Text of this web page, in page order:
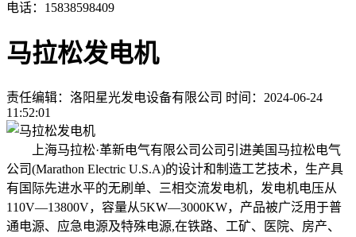
电话：15838598409
马拉松发电机
责任编辑：洛阳星光发电设备有限公司 时间：2024-06-24
11:52:01
上海马拉松·革新电气有限公司公司引进美国马拉松电气
公司(Marathon Electric U.S.A)的设计和制造工艺技术，生产具
有国际先进水平的无刷单、三相交流发电机，发电机电压从
110V—13800V，容量从5KW—3000KW，产品被广泛用于普
通电源、应急电源及特殊电源,在铁路、工矿、医院、房产、